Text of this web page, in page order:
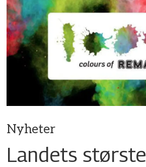
Nyheter
Landets største